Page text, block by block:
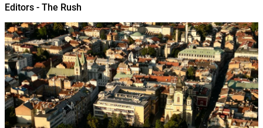
Editors - The Rush